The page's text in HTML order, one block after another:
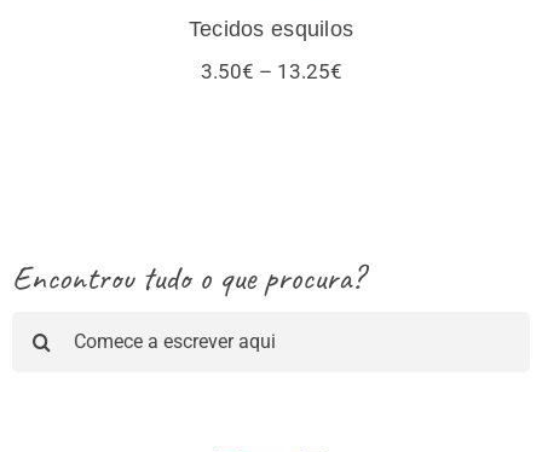
Tecidos esquilos
3.50€ – 13.25€Price
Encontrou tudo o que procura?